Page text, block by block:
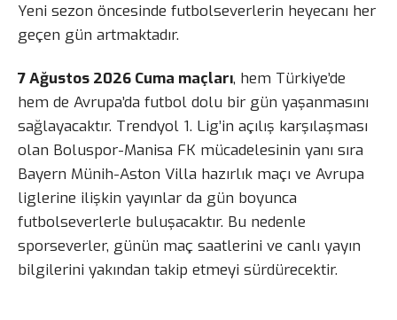
Yeni sezon öncesinde futbolseverlerin heyecanı her
geçen gün artmaktadır.
7 Ağustos 2026 Cuma maçları, hem Türkiye’de
hem de Avrupa’da futbol dolu bir gün yaşanmasını
sağlayacaktır. Trendyol 1. Lig’in açılış karşılaşması
olan Boluspor-Manisa FK mücadelesinin yanı sıra
Bayern Münih-Aston Villa hazırlık maçı ve Avrupa
liglerine ilişkin yayınlar da gün boyunca
futbolseverlerle buluşacaktır. Bu nedenle
sporseverler, günün maç saatlerini ve canlı yayın
bilgilerini yakından takip etmeyi sürdürecektir.